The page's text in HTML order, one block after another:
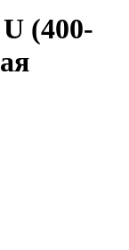
(400-